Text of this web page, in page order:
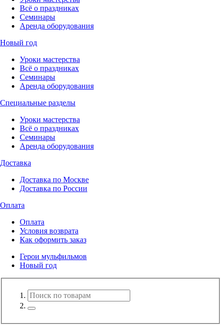
Всё о праздниках
Семинары
Аренда оборудования
Новый год
Уроки мастерства
Всё о праздниках
Семинары
Аренда оборудования
Специальные разделы
Уроки мастерства
Всё о праздниках
Семинары
Аренда оборудования
Доставка
Доставка по Москве
Доставка по России
Оплата
Оплата
Условия возврата
Как оформить заказ
Герои мульфильмов
Новый год